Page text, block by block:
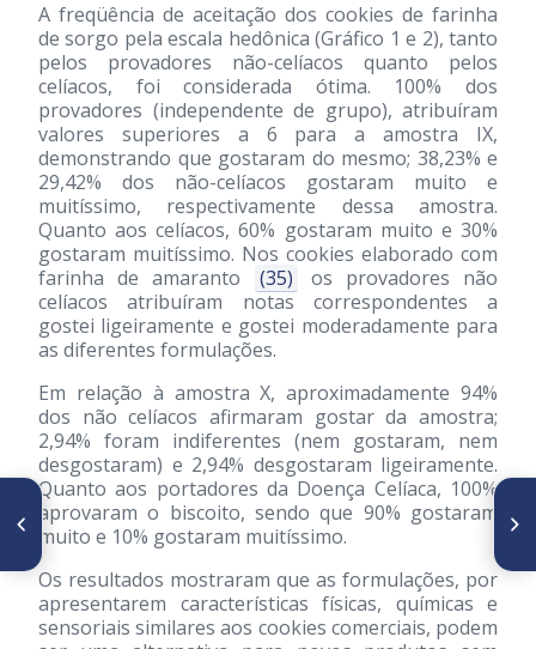
A freqüência de aceitação dos cookies de farinha
de sorgo pela escala hedônica (Gráfico 1 e 2), tanto
pelos provadores não-celíacos quanto pelos
celíacos, foi considerada ótima. 100% dos
provadores (independente de grupo), atribuíram
valores superiores a 6 para a amostra IX,
demonstrando que gostaram do mesmo; 38,23% e
29,42% dos não-celíacos gostaram muito e
muitíssimo, respectivamente dessa amostra.
Quanto aos celíacos, 60% gostaram muito e 30%
gostaram muitíssimo. Nos cookies elaborado com
farinha de amaranto
(35)
os provadores não
celíacos atribuíram notas correspondentes a
gostei ligeiramente e gostei moderadamente para
as diferentes formulações.
Em relação à amostra X, aproximadamente 94%
dos não celíacos afirmaram gostar da amostra;
2,94% foram indiferentes (nem gostaram, nem
desgostaram) e 2,94% desgostaram ligeiramente.
Quanto aos portadores da Doença Celíaca, 100%
aprovaram o biscoito, sendo que 90% gostaram
muito e 10% gostaram muitíssimo.
Os resultados mostraram que as formulações, por
apresentarem características físicas, químicas e
sensoriais similares aos cookies comerciais, podem
ARTÍCULO ANTERIOR
Efecto de la concentración de
hidróxido de calcio y tiempo
(Zea mays L.) nixtamalizado,
sobre las características
fisicoquímicas y reológicas
del nixtamal
SIGUIENTE ARTÍCULO
Desenvolvimento de bebida
mista à base de água de coco,